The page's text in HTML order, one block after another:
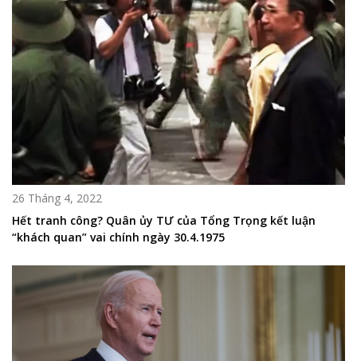
26 Tháng 4, 2022
Hết tranh công? Quân ủy TƯ của Tổng Trọng kết luận
“khách quan” vai chính ngày 30.4.1975